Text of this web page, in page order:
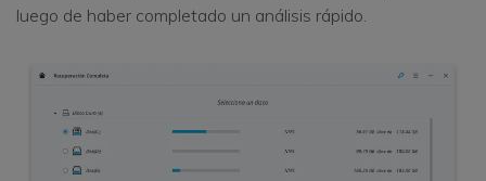
luego de haber completado un análisis rápido.